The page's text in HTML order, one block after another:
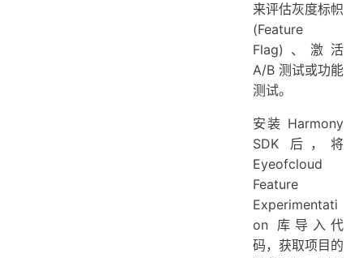
来评估灰度标帜
(Feature
Flag)、激活
A/B 测试或功能
测试。
安装 Harmony
SDK 后，将
Eyeofcloud
Feature
Experimentati
on 库导入代
码，获取项目的